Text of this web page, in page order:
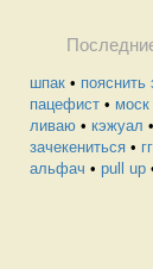
шпак •
пацефист • моск
ливаю • кэжуал •
зачекениться •
альфач • pull up